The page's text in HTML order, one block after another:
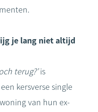
je lang niet altijd
terug?’is
kersverse single
van hun ex-